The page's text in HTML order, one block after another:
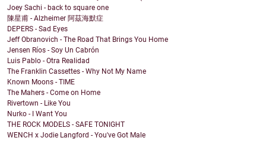
Joey Sachi - back to square one
陳星甫 - Alzheimer 阿茲海默症
DEPERS - Sad Eyes
Jeff Obranovich - The Road That Brings You Home
Jensen Ríos - Soy Un Cabrón
Luis Pablo - Otra Realidad
The Franklin Cassettes - Why Not My Name
Known Moons - TIME
The Mahers - Come on Home
Rivertown - Like You
Nurko - I Want You
THE ROCK MODELS - SAFE TONIGHT
WENCH x Jodie Langford - You've Got Male